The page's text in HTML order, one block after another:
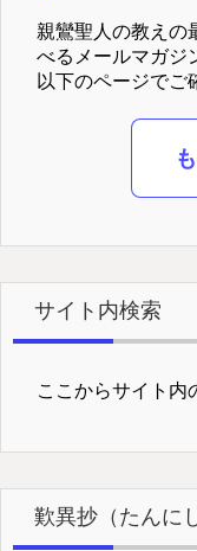
親鸞聖人の教えの
べるメールマガジ
以下のページでご
サイト内検索
ここからサイト内
歎異抄（たんに